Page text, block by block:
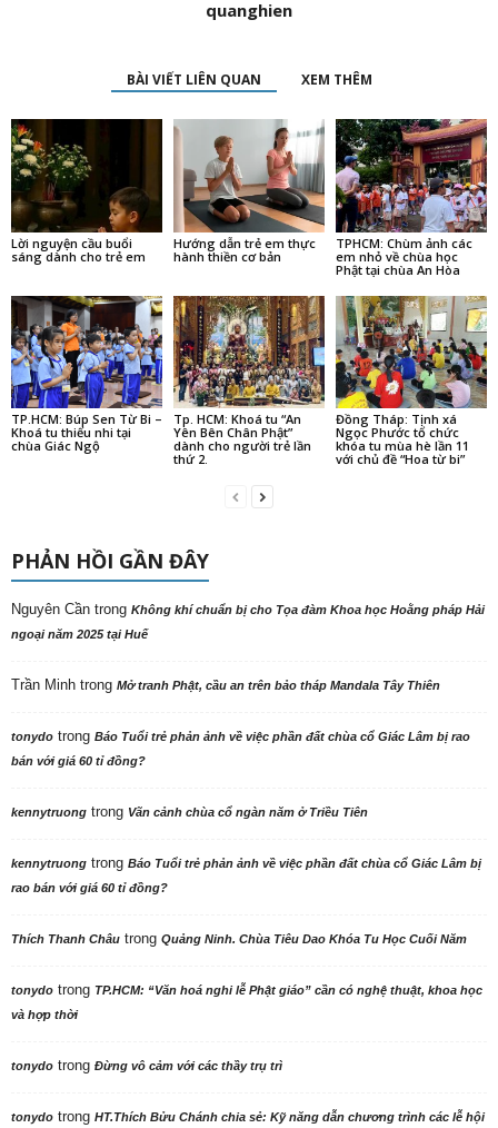
quanghien
BÀI VIẾT LIÊN QUAN XEM THÊM
Lời nguyện cầu buổi
sáng dành cho trẻ em
Hướng dẫn trẻ em thực
hành thiền cơ bản
TPHCM: Chùm ảnh các
em nhỏ về chùa học
Phật tại chùa An Hòa
TP.HCM: Búp Sen Từ Bi –
Khoá tu thiếu nhi tại
chùa Giác Ngộ
Tp. HCM: Khoá tu “An
Yên Bên Chân Phật”
dành cho người trẻ lần
thứ 2.
Đồng Tháp: Tịnh xá
Ngọc Phước tổ chức
khóa tu mùa hè lần 11
với chủ đề “Hoa từ bi”
PHẢN HỒI GẦN ĐÂY
Nguyên Cần trong Không khí chuẩn bị cho Tọa đàm Khoa học Hoằng pháp Hải
ngoại năm 2025 tại Huế
Trần Minh trong Mở tranh Phật, cầu an trên bảo tháp Mandala Tây Thiên
tonydo trong Báo Tuổi trẻ phản ảnh về việc phần đất chùa cổ Giác Lâm bị rao
bán với giá 60 tỉ đồng?
kennytruong trong Vãn cảnh chùa cổ ngàn năm ở Triều Tiên
kennytruong trong Báo Tuổi trẻ phản ảnh về việc phần đất chùa cổ Giác Lâm bị
rao bán với giá 60 tỉ đồng?
Thích Thanh Châu trong Quảng Ninh. Chùa Tiêu Dao Khóa Tu Học Cuối Năm
tonydo trong TP.HCM: “Văn hoá nghi lễ Phật giáo” cần có nghệ thuật, khoa học
và hợp thời
tonydo trong Đừng vô cảm với các thầy trụ trì
tonydo trong HT.Thích Bửu Chánh chia sẻ: Kỹ năng dẫn chương trình các lễ hội